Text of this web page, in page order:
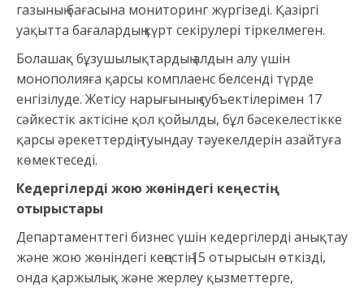
газының бағасына мониторинг жүргізеді. Қазіргі
уақытта бағалардың күрт секірулері тіркелмеген.
Болашақ бұзушылықтардың алдын алу үшін
монополияға қарсы комплаенс белсенді түрде
енгізілуде. Жетісу нарығының субъектілерімен 17
сәйкестік актісіне қол қойылды, бұл бәсекелестікке
қарсы әрекеттердің туындау тәуекелдерін азайтуға
көмектеседі.
Кедергілерді жою жөніндегі кеңестің
отырыстары
Департаменттегі бизнес үшін кедергілерді анықтау
және жою жөніндегі кеңестің 15 отырысын өткізді,
онда қаржылық және жерлеу қызметтерге,